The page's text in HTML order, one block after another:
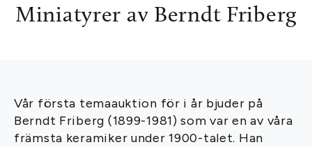
Miniatyrer av Berndt Friberg
Vår första temaauktion för i år bjuder på
Berndt Friberg (1899-1981) som var en av våra
främsta keramiker under 1900-talet. Han